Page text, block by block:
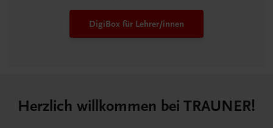
DigiBox für Lehrer/innen
Herzlich willkommen bei TRAUNER!